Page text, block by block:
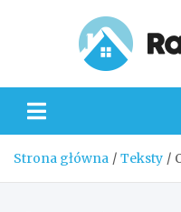
Strona główna Teksty